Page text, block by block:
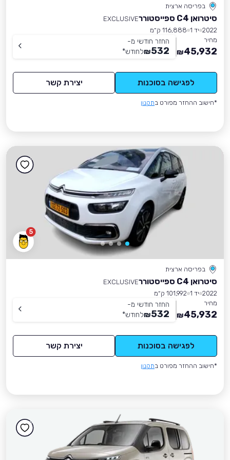
בפריסה ארצית
סיטרואן C4 ספייסטורר
EXCLUSIVE
2022 יד 1
116,888 ק״מ
מחיר
45,932
₪
החזר חודשי מ-
532
₪לחודש*
לפגישה בסוכנות יצירת קשר
*חישוב ההחזר מפורט בתקנון
5
בפריסה ארצית
סיטרואן C4 ספייסטורר
EXCLUSIVE
2022 יד 1
101,992 ק״מ
מחיר
45,932
₪
החזר חודשי מ-
532
₪לחודש*
לפגישה בסוכנות יצירת קשר
*חישוב ההחזר מפורט בתקנון